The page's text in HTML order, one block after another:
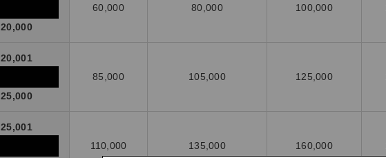
20,000
60,000 80,000 100,000
20,001
25,000
85,000 105,000 125,000
25,001
110,000 135,000 160,000